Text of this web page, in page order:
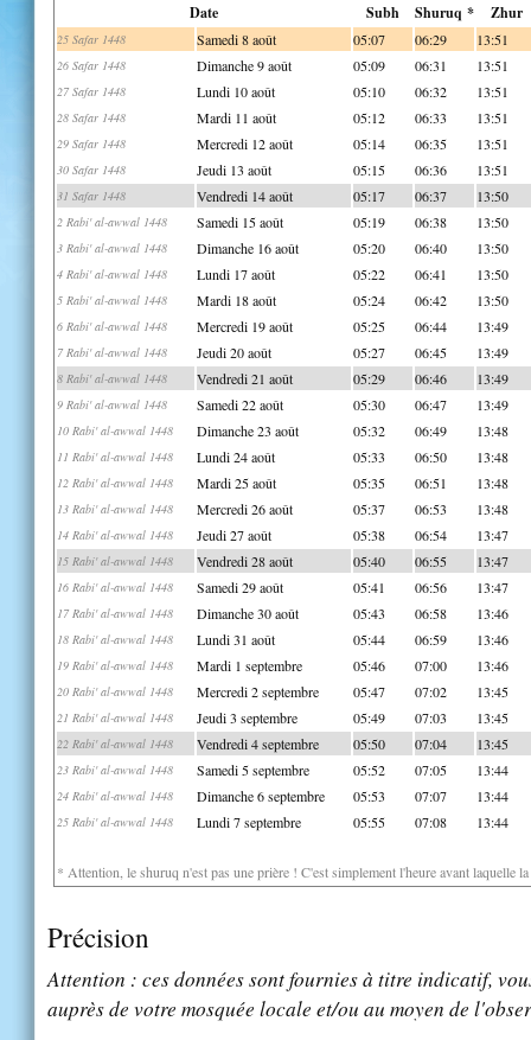
Date Subh Shuruq * Zhur
25 Safar 1448 Samedi 8 août 05:07 06:29 13:51
26 Safar 1448 Dimanche 9 août 05:09 06:31 13:51
27 Safar 1448 Lundi 10 août 05:10 06:32 13:51
28 Safar 1448 Mardi 11 août 05:12 06:33 13:51
29 Safar 1448 Mercredi 12 août 05:14 06:35 13:51
30 Safar 1448 Jeudi 13 août 05:15 06:36 13:51
31 Safar 1448 Vendredi 14 août 05:17 06:37 13:50
2 Rabi' al-awwal 1448 Samedi 15 août 05:19 06:38 13:50
3 Rabi' al-awwal 1448 Dimanche 16 août 05:20 06:40 13:50
4 Rabi' al-awwal 1448 Lundi 17 août 05:22 06:41 13:50
5 Rabi' al-awwal 1448 Mardi 18 août 05:24 06:42 13:50
6 Rabi' al-awwal 1448 Mercredi 19 août 05:25 06:44 13:49
7 Rabi' al-awwal 1448 Jeudi 20 août 05:27 06:45 13:49
8 Rabi' al-awwal 1448 Vendredi 21 août 05:29 06:46 13:49
9 Rabi' al-awwal 1448 Samedi 22 août 05:30 06:47 13:49
10 Rabi' al-awwal 1448 Dimanche 23 août 05:32 06:49 13:48
11 Rabi' al-awwal 1448 Lundi 24 août 05:33 06:50 13:48
12 Rabi' al-awwal 1448 Mardi 25 août 05:35 06:51 13:48
13 Rabi' al-awwal 1448 Mercredi 26 août 05:37 06:53 13:48
14 Rabi' al-awwal 1448 Jeudi 27 août 05:38 06:54 13:47
15 Rabi' al-awwal 1448 Vendredi 28 août 05:40 06:55 13:47
16 Rabi' al-awwal 1448 Samedi 29 août 05:41 06:56 13:47
17 Rabi' al-awwal 1448 Dimanche 30 août 05:43 06:58 13:46
18 Rabi' al-awwal 1448 Lundi 31 août 05:44 06:59 13:46
19 Rabi' al-awwal 1448 Mardi 1 septembre 05:46 07:00 13:46
20 Rabi' al-awwal 1448 Mercredi 2 septembre 05:47 07:02 13:45
21 Rabi' al-awwal 1448 Jeudi 3 septembre 05:49 07:03 13:45
22 Rabi' al-awwal 1448 Vendredi 4 septembre 05:50 07:04 13:45
23 Rabi' al-awwal 1448 Samedi 5 septembre 05:52 07:05 13:44
24 Rabi' al-awwal 1448 Dimanche 6 septembre 05:53 07:07 13:44
25 Rabi' al-awwal 1448 Lundi 7 septembre 05:55 07:08 13:44
* Attention, le shuruq n'est pas une prière ! C'est simplement l'heure avant laquelle
Précision
Attention : ces données sont fournies à titre indicatif,
auprès de votre mosquée locale et/ou au moyen de